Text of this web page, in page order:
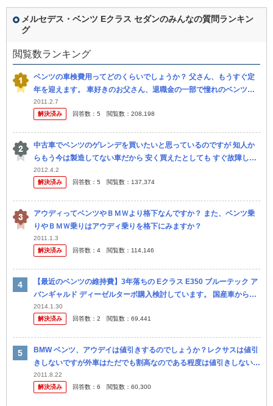
メルセデス・ベンツ Eクラス セダンのみんなの質問ランキン
グ
閲覧数ランキング
ベンツの車検費用ってどのくらいでしょうか？ 父さん、もうすぐ定
年を迎えます。 車好きのお父さん、退職金の一部で憧れのベンツを
買うと言っています。 母さんも私も別に反対しているわけはないの
です。
2011.2.7
解決済み
回答数： 5 閲覧数： 208,198
中古車でベンツのゲレンデを買いたいと思っているのですが 知人か
らもう今は製造してない車だから 安く買えたとしても すぐ故障して
その度に部品代が凄くかかるからやめた方がいい！と言われま し
た。 ...
2012.4.2
解決済み
回答数： 5 閲覧数： 137,374
アウディってベンツやＢＭＷより格下なんですか？ また、ベンツ乗
りやＢＭＷ乗りはアウディ乗りを格下にみますか？
2011.1.3
解決済み
回答数： 4 閲覧数： 114,146
【最近のベンツの維持費】3年落ちの Eクラス E350 ブルーテック ア
バンギャルド ディーゼルターボ購入検討しています。 国産車からの
乗り換えで維持費が不明な部分があるので 同じくらいの年式に...
2014.1.30
解決済み
回答数： 2 閲覧数： 69,441
BMW ベンツ、アウデイは値引きするのでしょうか？レクサスは値引
きしないですが外車はただでも割高なのである程度は値引きしないと
売れないと思います。30万から50万は引くのでは？ BMWは1,3,...
2011.8.22
解決済み
回答数： 6 閲覧数： 60,300